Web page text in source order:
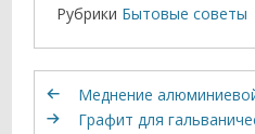
Рубрики Бытовые советы
Меднение
Графит для